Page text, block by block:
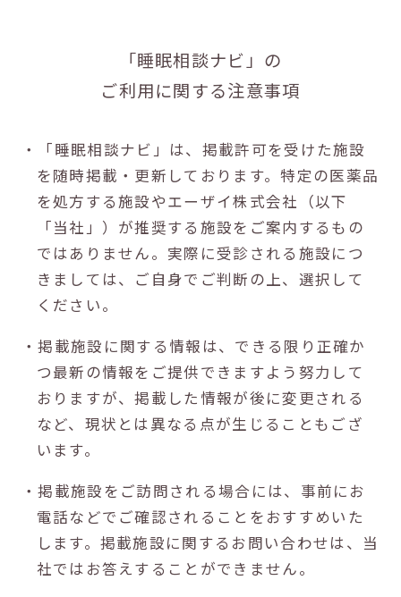
「睡眠相談ナビ」の
ご利用に関する注意事項
・「睡眠相談ナビ」は、掲載許可を受けた施設
を随時掲載・更新しております。特定の医薬品
を処方する施設やエーザイ株式会社（以下
「当社」）が推奨する施設をご案内するもの
ではありません。実際に受診される施設につ
きましては、ご自身でご判断の上、選択して
ください。
・掲載施設に関する情報は、できる限り正確か
つ最新の情報をご提供できますよう努力して
おりますが、掲載した情報が後に変更される
など、現状とは異なる点が生じることもござ
います。
・掲載施設をご訪問される場合には、事前にお
電話などでご確認されることをおすすめいた
します。掲載施設に関するお問い合わせは、当
社ではお答えすることができません。